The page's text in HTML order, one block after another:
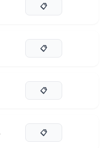
📋
📋
📋
📋